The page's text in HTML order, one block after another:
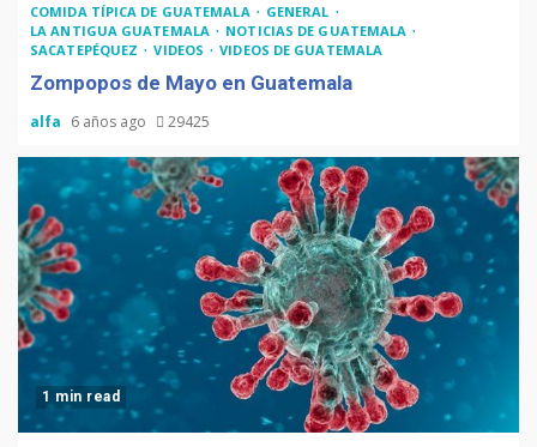
COMIDA TÍPICA DE GUATEMALA
GENERAL
LA ANTIGUA GUATEMALA
NOTICIAS DE GUATEMALA
SACATEPÉQUEZ
VIDEOS VIDEOS DE GUATEMALA
Zompopos de Mayo en Guatemala
alfa 6 años ago 29425
1 min read